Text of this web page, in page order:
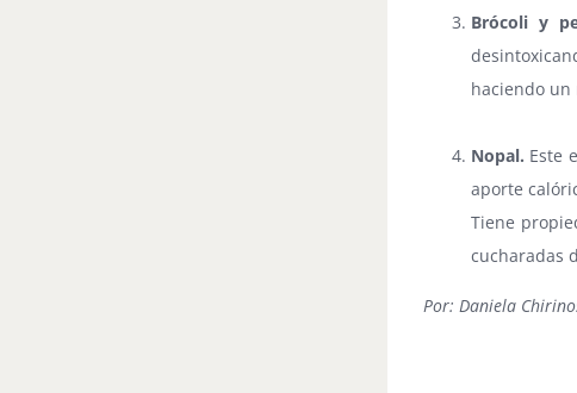
Brócoli y
haciendo un
Nopal. Este
aporte
Tiene
cucharadas
Por: Daniela